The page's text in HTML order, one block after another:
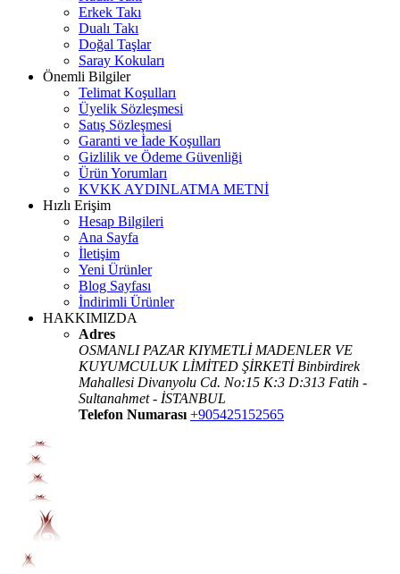
Erkek Takı
Dualı Takı
Doğal Taşlar
Saray Kokuları
Önemli Bilgiler
Telimat Koşulları
Üyelik Sözleşmesi
Satış Sözleşmesi
Garanti ve İade Koşulları
Gizlilik ve Ödeme Güvenliği
Ürün Yorumları
KVKK AYDINLATMA METNİ
Hızlı Erişim
Hesap Bilgileri
Ana Sayfa
İletişim
Yeni Ürünler
Blog Sayfası
İndirimli Ürünler
HAKKIMIZDA
Adres
OSMANLI PAZAR KIYMETLİ MADENLER VE
KUYUMCULUK LİMİTED ŞİRKETİ Binbirdirek
Mahallesi Divanyolu Cd. No:15 K:3 D:313 Fatih -
Sultanahmet - İSTANBUL
Telefon Numarası +905425152565